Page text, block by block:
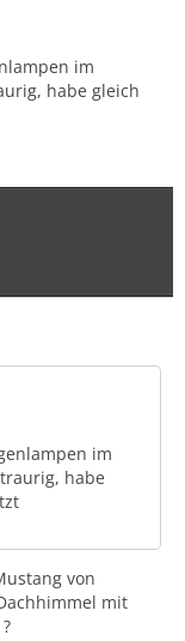
im
habe gleich
im
habe
von
mit